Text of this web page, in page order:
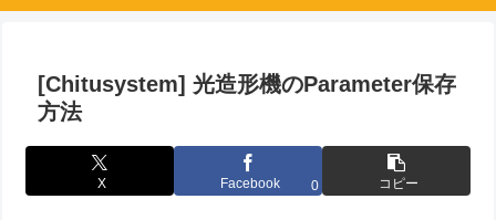
[Chitusystem] 光造形機のParameter保存
方法
X Facebook 0 コピー